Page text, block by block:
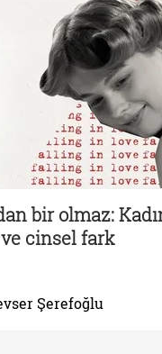
bir olmaz:
cinsel fark
Şerefoğlu